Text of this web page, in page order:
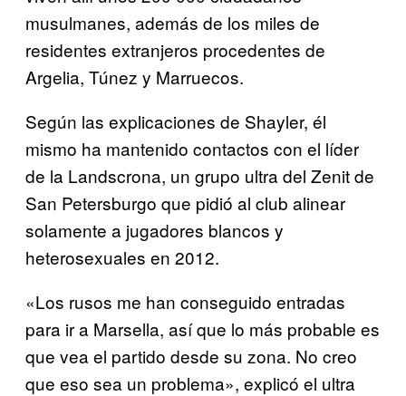
musulmanes, además de los miles de
residentes extranjeros procedentes de
Argelia, Túnez y Marruecos.
Según las explicaciones de Shayler, él
mismo ha mantenido contactos con el líder
de la Landscrona, un grupo ultra del Zenit de
San Petersburgo que pidió al club alinear
solamente a jugadores blancos y
heterosexuales en 2012.
«Los rusos me han conseguido entradas
para ir a Marsella, así que lo más probable es
que vea el partido desde su zona. No creo
que eso sea un problema», explicó el ultra